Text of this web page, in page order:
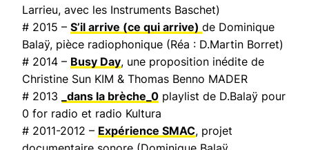
Larrieu, avec les Instruments Baschet)
# 2015 – S’il arrive (ce qui arrive) de Dominique
Balaÿ, pièce radiophonique (Réa : D.Martin Borret)
# 2014 – Busy Day, une proposition inédite de
Christine Sun KIM & Thomas Benno MADER
# 2013
_dans la brèche_0 playlist de D.Balaÿ pour
0 for radio et radio Kultura
# 2011-2012 – Expérience SMAC, projet